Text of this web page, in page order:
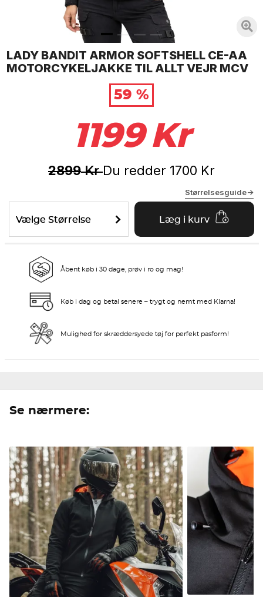
LADY BANDIT ARMOR SOFTSHELL CE-AA
MOTORCYKELJAKKE TIL ALLT VEJR MCV
59 %
1199 Kr
2899KrDu redder 1700 Kr
Størrelsesguide->
Vælge Størrelse Læg i kurv
Åbent køb i 30 dage, prøv i ro og mag!
Køb i dag og betal senere – trygt og nemt med Klarna!
Mulighed for skræddersyede tøj for perfekt pasform!
Se nærmere: